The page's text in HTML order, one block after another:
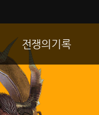
전쟁의기록
통합 길드전
공성 & 스팟